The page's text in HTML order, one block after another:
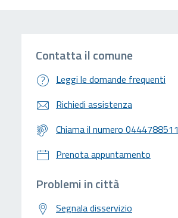
Contatta il comune
Leggi le domande frequenti
Richiedi assistenza
Chiama il numero 0444788511
Prenota appuntamento
Problemi in città
Segnala disservizio